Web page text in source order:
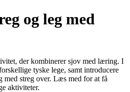
og leg med
der kombinerer sjov med læring. I
tyske lege, samt introducere
med streg over. Læs med for at få
aktiviteter.